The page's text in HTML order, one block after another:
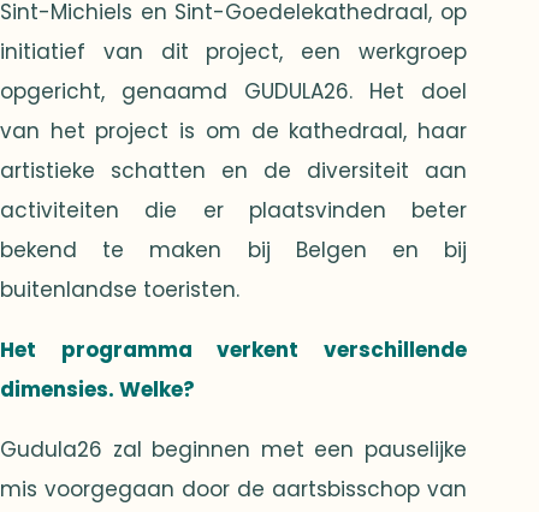
Sint-Michiels en Sint-Goedelekathedraal, op
initiatief van dit project, een werkgroep
opgericht, genaamd GUDULA26. Het doel
van het project is om de kathedraal, haar
artistieke schatten en de diversiteit aan
activiteiten die er plaatsvinden beter
bekend te maken bij Belgen en bij
buitenlandse toeristen.
Het programma verkent verschillende
dimensies. Welke?
Gudula26 zal beginnen met een pauselijke
mis voorgegaan door de aartsbisschop van